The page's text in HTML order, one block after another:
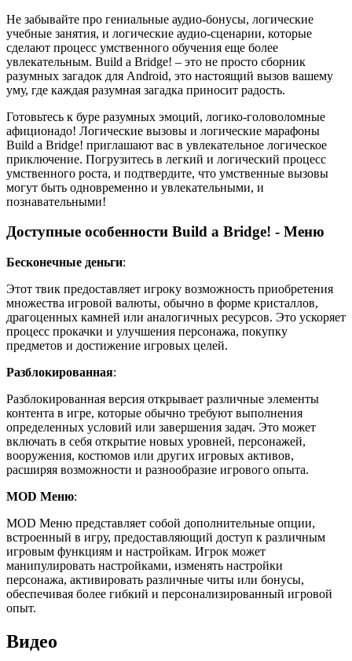
Не забывайте про гениальные аудио-бонусы, логические
учебные занятия, и логические аудио-сценарии, которые
сделают процесс умственного обучения еще более
увлекательным. Build a Bridge! – это не просто сборник
разумных загадок для Android, это настоящий вызов вашему
уму, где каждая разумная загадка приносит радость.
Готовьтесь к буре разумных эмоций, логико-головоломные
афиционадо! Логические вызовы и логические марафоны
Build a Bridge! приглашают вас в увлекательное логическое
приключение. Погрузитесь в легкий и логический процесс
умственного роста, и подтвердите, что умственные вызовы
могут быть одновременно и увлекательными, и
познавательными!
Доступные особенности Build a Bridge! - Меню
Бесконечные деньги:
Этот твик предоставляет игроку возможность приобретения
множества игровой валюты, обычно в форме кристаллов,
драгоценных камней или аналогичных ресурсов. Это ускоряет
процесс прокачки и улучшения персонажа, покупку
предметов и достижение игровых целей.
Разблокированная:
Разблокированная версия открывает различные элементы
контента в игре, которые обычно требуют выполнения
определенных условий или завершения задач. Это может
включать в себя открытие новых уровней, персонажей,
вооружения, костюмов или других игровых активов,
расширяя возможности и разнообразие игрового опыта.
MOD Меню:
MOD Меню представляет собой дополнительные опции,
встроенный в игру, предоставляющий доступ к различным
игровым функциям и настройкам. Игрок может
манипулировать настройками, изменять настройки
персонажа, активировать различные читы или бонусы,
обеспечивая более гибкий и персонализированный игровой
опыт.
Видео